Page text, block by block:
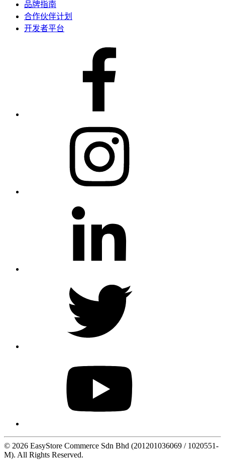
品牌指南
合作伙伴计划
开发者平台
© 2026 EasyStore Commerce Sdn Bhd (201201036069 / 1020551-
M). All Rights Reserved.